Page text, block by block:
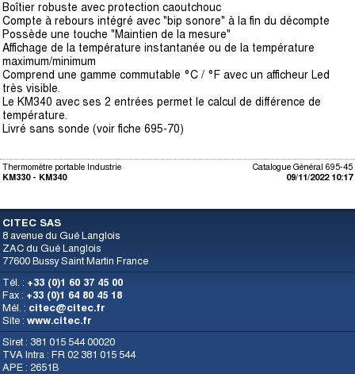
Boîtier robuste avec protection caoutchouc
Compte à rebours intégré avec "bip sonore" à la fin du décompte
Possède une touche "Maintien de la mesure"
Affichage de la température instantanée ou de la température
maximum/minimum
Comprend une gamme commutable °C / °F avec un afficheur Led
très visible.
Le KM340 avec ses 2 entrées permet le calcul de différence de
température.
Livré sans sonde (voir fiche 695-70)
Catalogue Général 695-45
09/11/2022 10:17
Thermomètre portable Industrie
KM330 - KM340
CITEC SAS
8 avenue du Gué Langlois
ZAC du Gué Langlois
77600 Bussy Saint Martin France
Tél. : +33 (0)1 60 37 45 00
Fax : +33 (0)1 64 80 45 18
Mél. : citec@citec.fr
Site : www.citec.fr
Siret : 381 015 544 00020
TVA Intra : FR 02 381 015 544
APE : 2651B